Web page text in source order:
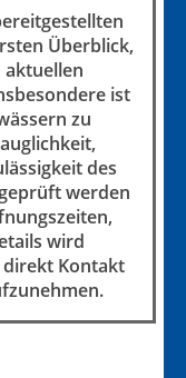
Überblick,
aktuellen
ist
zu
des
werden
wird
Kontakt